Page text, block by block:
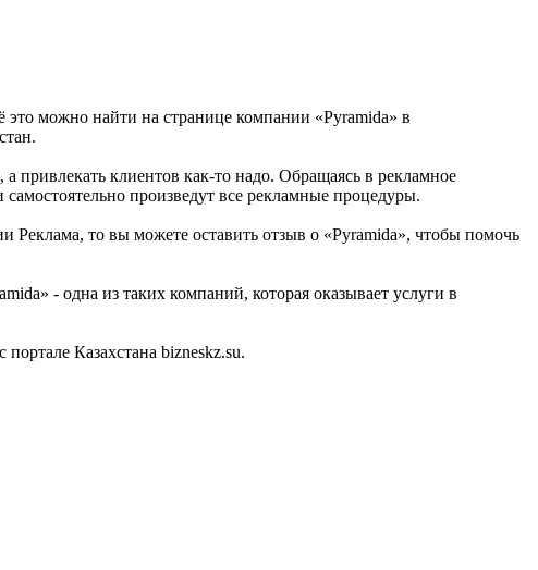
это можно найти на странице компании «Pyramida» в
привлекать клиентов как-то надо. Обращаясь в рекламное
произведут все рекламные процедуры.
Реклама, то вы можете оставить отзыв о «Pyramida», чтобы помочь
- одна из таких компаний, которая оказывает услуги в
Казахстана bizneskz.su.